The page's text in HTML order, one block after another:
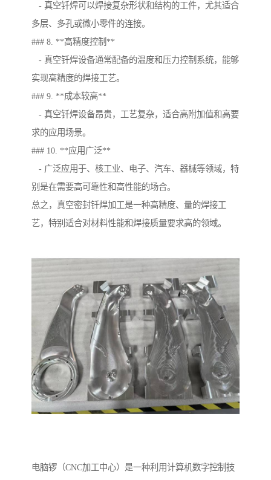
- 真空钎焊可以焊接复杂形状和结构的工件，尤其适合
多层、多孔或微小零件的连接。
### 8. **高精度控制**
- 真空钎焊设备通常配备的温度和压力控制系统，能够
实现高精度的焊接工艺。
### 9. **成本较高**
- 真空钎焊设备昂贵，工艺复杂，适合高附加值和高要
求的应用场景。
### 10. **应用广泛**
- 广泛应用于、核工业、电子、汽车、器械等领域，特
别是在需要高可靠性和高性能的场合。
总之，真空密封钎焊加工是一种高精度、量的焊接工
艺，特别适合对材料性能和焊接质量要求高的领域。
电脑锣（CNC加工中心）是一种利用计算机数字控制技